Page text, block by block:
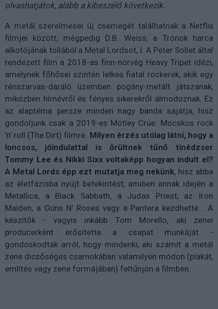
olvashatjátok, alább a kibeszélő következik.
A metál szerelmesei új csemegét találhatnak a Netflix
filmjei között, mégpedig D.B. Weiss, a Trónok harca
alkotójának tollából a Metal Lordsot, l. A Peter Sollet által
rendezett film a 2018-as finn-norvég Heavy Tripet idézi,
amelynek főhősei szintén lelkes fiatal rockerek, akik egy
rénszarvas-daráló üzemben pogány-metált játszanak,
miközben hírnévről és fényes sikerekről álmodoznak. Ez
az alaptéma persze minden nagy banda sajátja, hisz
gondoljunk csak a 2019-es Mötley Crüe: Mocskos rock
'n' roll (The Dirt) filmre. Milyen érzés utólag látni, hogy a
loncsos, jóindulattal is őrültnek tűnő tinédzser
Tommy Lee és Nikki Sixx voltaképp hogyan indult el?
A Metal Lords épp ezt mutatja meg nekünk, hisz abba
az életfázisba nyújt betekintést, amiben annak idején a
Metallica, a Black Sabbath, a Judas Priest, az Iron
Maiden, a Guns N' Roses vagy a Pantera kezdhette... A
készítők - vagyis inkább Tom Morello, aki zenei
producerként erősítette a csapat munkáját -
gondoskodtak arról, hogy mindenki, aki számít a metál
zene dicsőséges csarnokában valamilyen módon (plakát,
említés vagy zene formájában) feltűnjön a filmben.